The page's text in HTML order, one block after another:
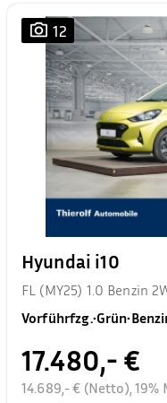
12
Hyundai i10
FL (MY25) 1.0 Benzin
Vorführfzg.•Grün•
17.480,- €
14.689,- € (Netto), 19%